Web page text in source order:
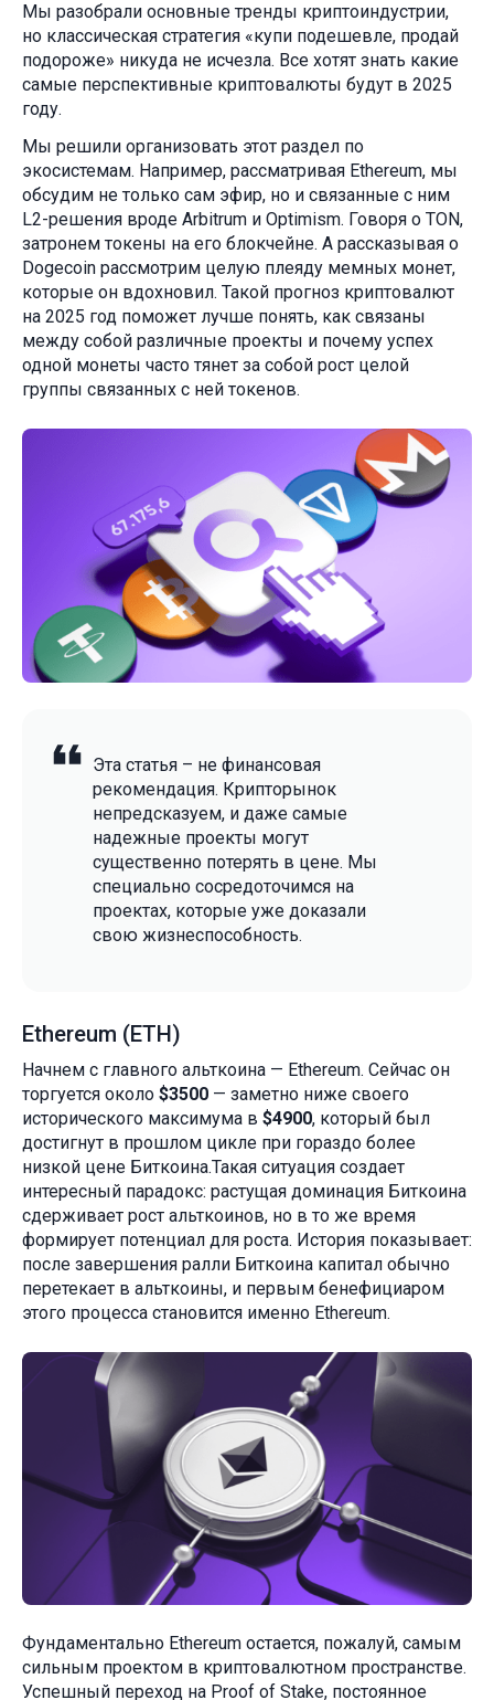
Мы разобрали основные тренды криптоиндустрии,
но классическая стратегия «купи подешевле, продай
подороже» никуда не исчезла. Все хотят знать какие
самые перспективные криптовалюты будут в 2025
году.
Мы решили организовать этот раздел по
экосистемам. Например, рассматривая Ethereum, мы
обсудим не только сам эфир, но и связанные с ним
L2-решения вроде Arbitrum и Optimism. Говоря о TON,
затронем токены на его блокчейне. А рассказывая о
Dogecoin рассмотрим целую плеяду мемных монет,
которые он вдохновил. Такой прогноз криптовалют
на 2025 год поможет лучше понять, как связаны
между собой различные проекты и почему успех
одной монеты часто тянет за собой рост целой
группы связанных с ней токенов.
Эта статья – не финансовая
рекомендация. Крипторынок
непредсказуем, и даже самые
надежные проекты могут
существенно потерять в цене. Мы
специально сосредоточимся на
проектах, которые уже доказали
свою жизнеспособность.
Ethereum (ETH)
Начнем с главного альткоина — Ethereum. Сейчас он
торгуется около $3500 — заметно ниже своего
исторического максимума в $4900, который был
достигнут в прошлом цикле при гораздо более
низкой цене Биткоина.Такая ситуация создает
интересный парадокс: растущая доминация Биткоина
сдерживает рост альткоинов, но в то же время
формирует потенциал для роста. История показывает:
после завершения ралли Биткоина капитал обычно
перетекает в альткоины, и первым бенефициаром
этого процесса становится именно Ethereum.
Фундаментально Ethereum остается, пожалуй, самым
сильным проектом в криптовалютном пространстве.
Успешный переход на Proof of Stake, постоянное